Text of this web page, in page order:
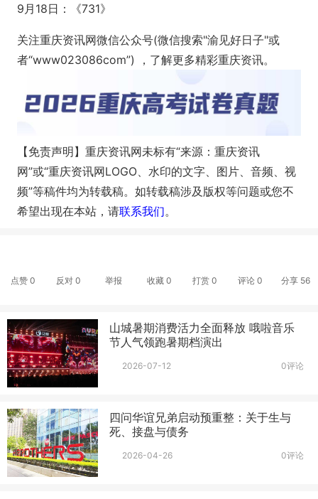
9月18日：《731》
关注重庆资讯网微信公众号(微信搜索"渝见好日子"或
者“www023086com”) ，了解更多精彩重庆资讯。
【免责声明】重庆资讯网未标有“来源：重庆资讯
网”或“重庆资讯网LOGO、水印的文字、图片、音频、视
频”等稿件均为转载稿。如转载稿涉及版权等问题或您不
希望出现在本站，请联系我们。
点赞 0 反对 0 举报 收藏 0 打赏 0 评论 0 分享 56
山城暑期消费活力全面释放 哦啦音乐
节人气领跑暑期档演出
0评论
2026-07-12
四问华谊兄弟启动预重整：关于生与
死、接盘与债务
0评论
2026-04-26